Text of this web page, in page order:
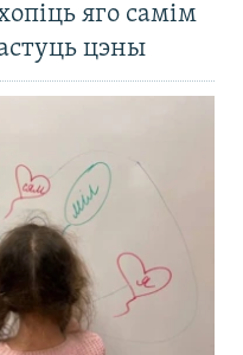
яго самім
цэны